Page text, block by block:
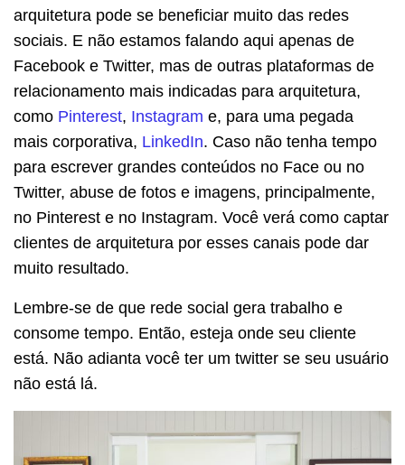
arquitetura pode se beneficiar muito das redes
sociais. E não estamos falando aqui apenas de
Facebook e Twitter, mas de outras plataformas de
relacionamento mais indicadas para arquitetura,
como Pinterest, Instagram e, para uma pegada
mais corporativa, LinkedIn. Caso não tenha tempo
para escrever grandes conteúdos no Face ou no
Twitter, abuse de fotos e imagens, principalmente,
no Pinterest e no Instagram. Você verá como captar
clientes de arquitetura por esses canais pode dar
muito resultado.
Lembre-se de que rede social gera trabalho e
consome tempo. Então, esteja onde seu cliente
está. Não adianta você ter um twitter se seu usuário
não está lá.